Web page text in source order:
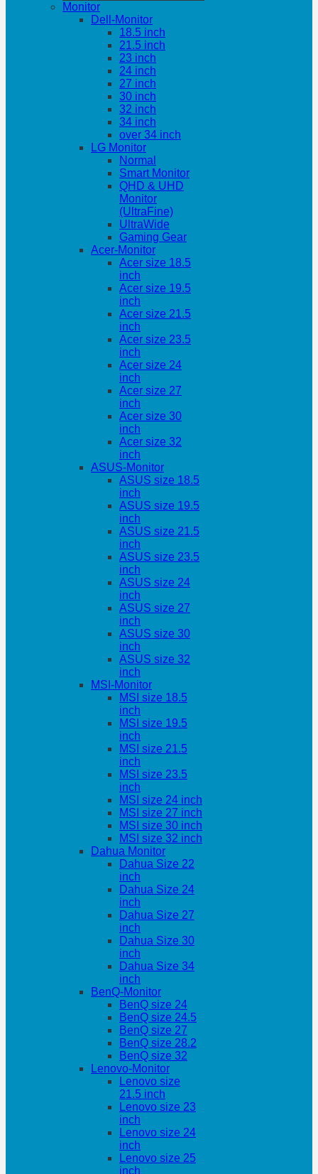
Monitor
Dell-Monitor
18.5 inch
21.5 inch
23 inch
24 inch
27 inch
30 inch
32 inch
34 inch
over 34 inch
LG Monitor
Normal
Smart Monitor
QHD & UHD
Monitor
(UltraFine)
UltraWide
Gaming Gear
Acer-Monitor
Acer size 18.5
inch
Acer size 19.5
inch
Acer size 21.5
inch
Acer size 23.5
inch
Acer size 24
inch
Acer size 27
inch
Acer size 30
inch
Acer size 32
inch
ASUS-Monitor
ASUS size 18.5
inch
ASUS size 19.5
inch
ASUS size 21.5
inch
ASUS size 23.5
inch
ASUS size 24
inch
ASUS size 27
inch
ASUS size 30
inch
ASUS size 32
inch
MSI-Monitor
MSI size 18.5
inch
MSI size 19.5
inch
MSI size 21.5
inch
MSI size 23.5
inch
MSI size 24 inch
MSI size 27 inch
MSI size 30 inch
MSI size 32 inch
Dahua Monitor
Dahua Size 22
inch
Dahua Size 24
inch
Dahua Size 27
inch
Dahua Size 30
inch
Dahua Size 34
inch
BenQ-Monitor
BenQ size 24
BenQ size 24.5
BenQ size 27
BenQ size 28.2
BenQ size 32
Lenovo-Monitor
Lenovo size
21.5 inch
Lenovo size 23
inch
Lenovo size 24
inch
Lenovo size 25
inch